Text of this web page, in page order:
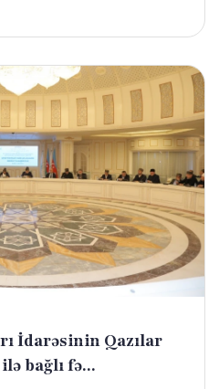
İdarəsinin Qazılar
bağlı fə...